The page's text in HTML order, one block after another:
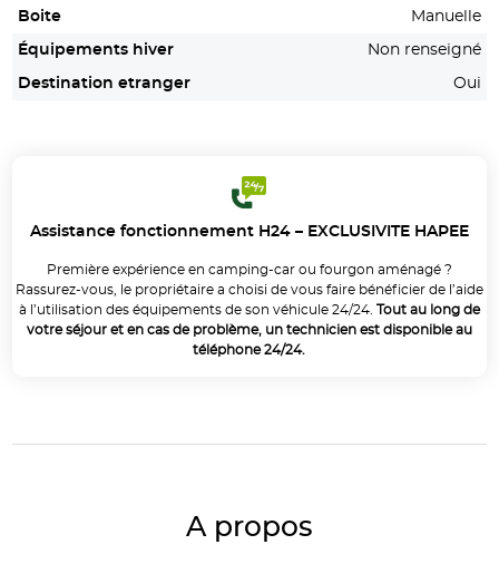
Boite Manuelle
Équipements hiver Non renseigné
Destination etranger Oui
Assistance fonctionnement H24 – EXCLUSIVITE HAPEE
Première expérience en camping-car ou fourgon aménagé ?
Rassurez-vous, le propriétaire a choisi de vous faire bénéficier de l’aide
à l’utilisation des équipements de son véhicule 24/24. Tout au long de
votre séjour et en cas de problème, un technicien est disponible au
téléphone 24/24.
A propos